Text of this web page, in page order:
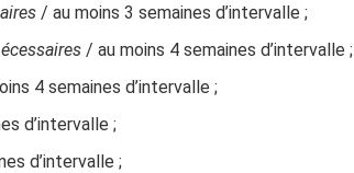
/ au moins 3 semaines d’intervalle ;
/ au moins 4 semaines d’intervalle ;
4 semaines d’intervalle ;
d’intervalle ;
d’intervalle ;